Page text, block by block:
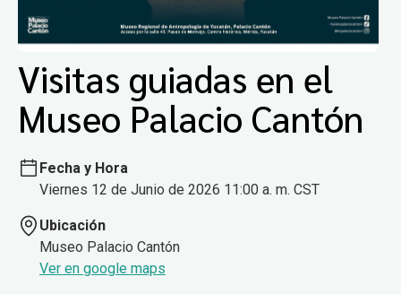
Visitas guiadas en el
Museo Palacio Cantón
Fecha y Hora
Viernes 12 de Junio de 2026 11:00 a. m. CST
Ubicación
Museo Palacio Cantón
Ver en google maps